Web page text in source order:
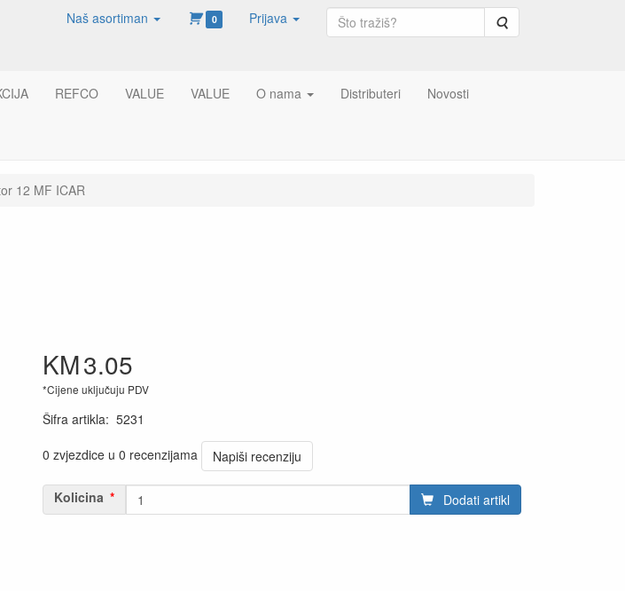
Naš asortiman 0 Prijava Pretraga
REFCO VALUE VALUE O nama Distributeri Novosti
12 MF ICAR
KM3.05
*Cijene uključuju PDV
Šifra artikla: 5231
0 zvjezdice u 0 recenzijama
Napiši recenziju
Kolicina Dodati artikl